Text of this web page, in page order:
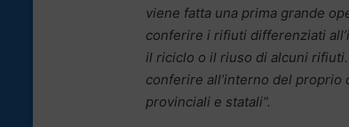
viene fatta una prima grande
conferire i rifiuti differenziati
il riciclo o il riuso di alcuni
conferire all’interno del
provinciali e statali”.